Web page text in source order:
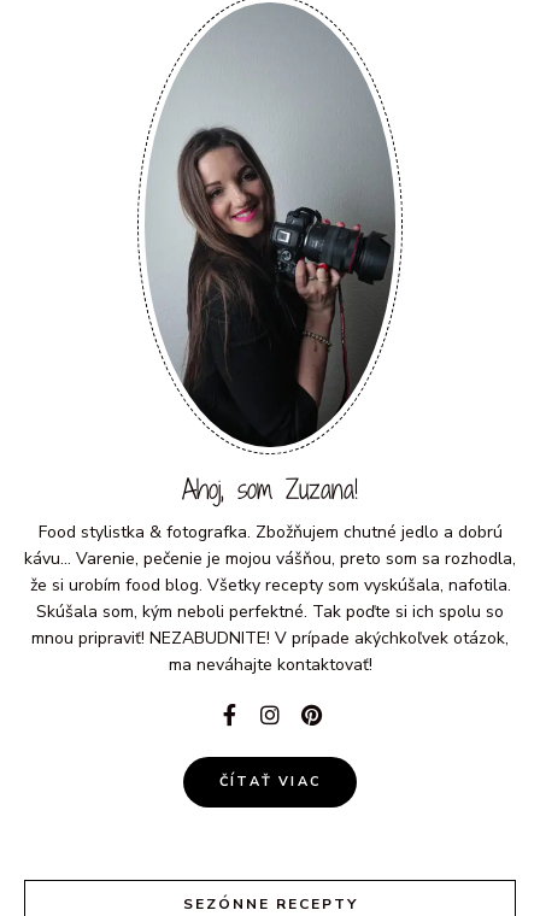
Ahoj, som Zuzana!
Food stylistka & fotografka. Zbožňujem chutné jedlo a dobrú
kávu... Varenie, pečenie je mojou vášňou, preto som sa rozhodla,
že si urobím food blog. Všetky recepty som vyskúšala, nafotila.
Skúšala som, kým neboli perfektné. Tak poďte si ich spolu so
mnou pripraviť! NEZABUDNITE! V prípade akýchkoľvek otázok,
ma neváhajte kontaktovať!
ČÍTAŤ VIAC
SEZÓNNE RECEPTY